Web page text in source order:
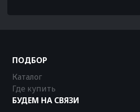
ПОДБОР
Каталог
Где купить
БУДЕМ НА СВЯЗИ